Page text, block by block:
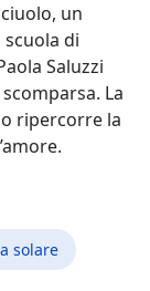
un
di
Saluzzi
La
ripercorre la
solare